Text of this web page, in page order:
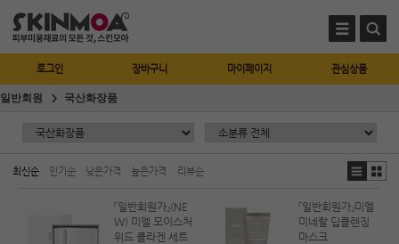
로그인 장바구니 마이페이지 관심상품
일반회원 국산화장품
최신순 인기순 낮은가격 높은가격 리뷰순
『일반회원가』(NE
W) 미엘 모이스처
위드 콜라겐 세트
『일반회원가』미엘
미네랄 딥클렌징
마스크